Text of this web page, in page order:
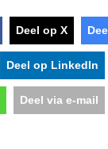
Deel op X
Deel op LinkedIn
Deel via e-mail